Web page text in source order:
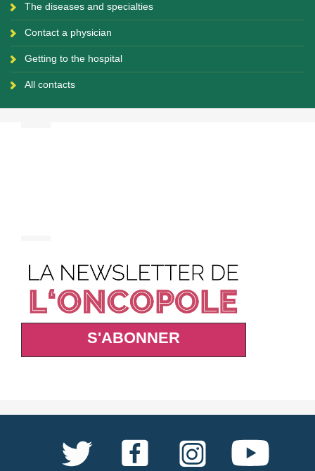
The diseases and specialties
Contact a physician
Getting to the hospital
All contacts
S'ABONNER